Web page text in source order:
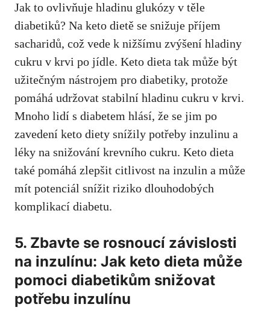
Jak to ovlivňuje hladinu glukózy v těle
diabetiků? Na keto dietě se ⁤snižuje příjem
⁣sacharidů,‍ což vede⁢ k nižšímu zvýšení hladiny
cukru v krvi ​po‍ jídle. Keto dieta tak může být
užitečným nástrojem pro diabetiky, protože
pomáhá udržovat stabilní hladinu cukru v krvi.
Mnoho lidí s diabetem hlásí, že se‌ jim po
zavedení keto diety snížily potřeby inzulinu a
léky na snižování krevního cukru. Keto dieta
také‍ pomáhá zlepšit citlivost na inzulin a může
mít potenciál snížit riziko⁢ dlouhodobých
komplikací ‌diabetu.
5. ‍Zbavte se rosnoucí‌ závislosti
na inzulínu: Jak keto dieta může
pomoci‍ diabetikům ⁣snižovat
potřebu inzulínu